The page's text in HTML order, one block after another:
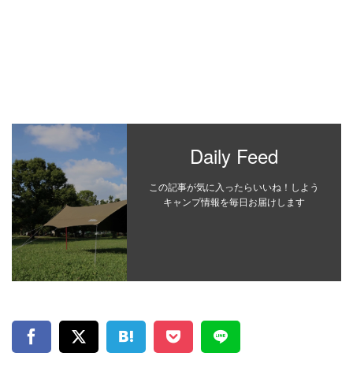
Daily Feed
この記事が気に入ったらいいね！しよう
キャンプ情報を毎日お届けします